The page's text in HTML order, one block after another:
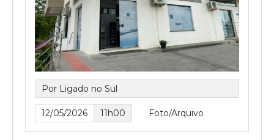
Por Ligado no Sul
12/05/2026 11h00 Foto/Arquivo